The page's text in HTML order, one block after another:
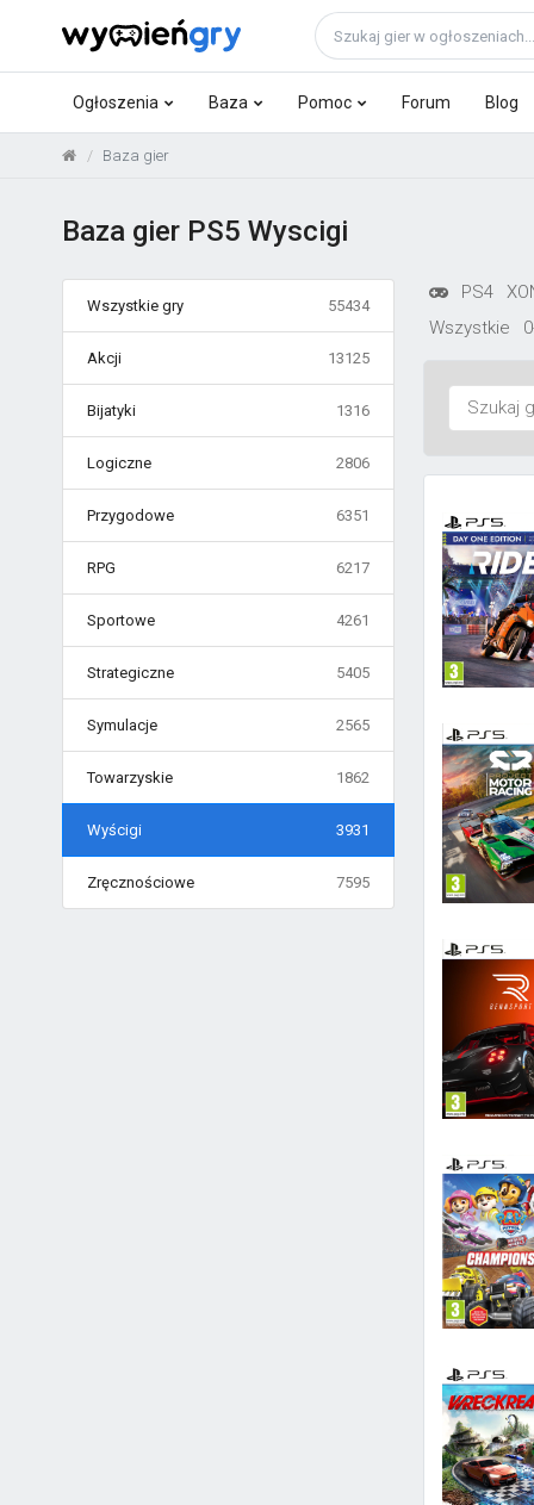
Ogłoszenia Baza Pomoc Forum Blog
Baza gier
Baza gier PS5 Wyscigi
Wszystkie gry 55434
Akcji 13125
Bijatyki 1316
Logiczne 2806
Przygodowe 6351
RPG 6217
Sportowe 4261
Strategiczne 5405
Symulacje 2565
Towarzyskie 1862
Wyścigi 3931
Zręcznościowe 7595
PS4
Wszystkie